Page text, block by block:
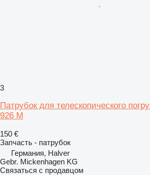
3
Патрубок для телескопического
926 M
150 €
Запчасть - патрубок
Германия, Halver
Gebr. Mickenhagen KG
Связаться с продавцом